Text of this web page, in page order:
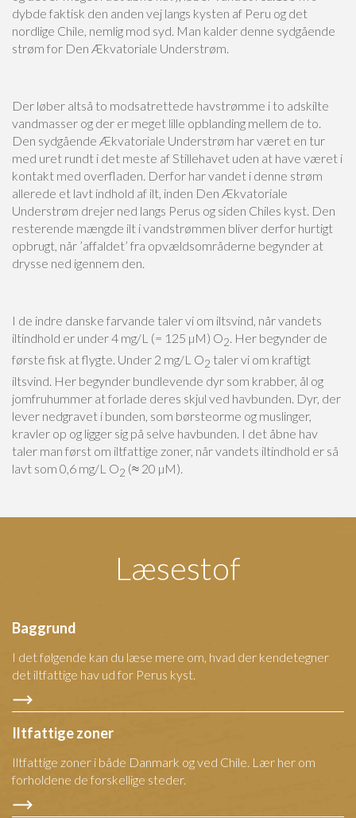
dybde faktisk den anden vej langs kysten af Peru og det
nordlige Chile, nemlig mod syd. Man kalder denne sydgående
strøm for Den Ækvatoriale Understrøm.
Der løber altså to modsatrettede havstrømme i to adskilte
vandmasser og der er meget lille opblanding mellem de to.
Den sydgående Ækvatoriale Understrøm har været en tur
med uret rundt i det meste af Stillehavet uden at have været i
kontakt med overfladen. Derfor har vandet i denne strøm
allerede et lavt indhold af ilt, inden Den Ækvatoriale
Understrøm drejer ned langs Perus og siden Chiles kyst. Den
resterende mængde ilt i vandstrømmen bliver derfor hurtigt
opbrugt, når ’affaldet’ fra opvældsområderne begynder at
drysse ned igennem den.
I de indre danske farvande taler vi om iltsvind, når vandets
iltindhold er under 4 mg/L (= 125 µM) O2. Her begynder de
første fisk at flygte. Under 2 mg/L O2 taler vi om kraftigt
iltsvind. Her begynder bundlevende dyr som krabber, ål og
jomfruhummer at forlade deres skjul ved havbunden. Dyr, der
lever nedgravet i bunden, som børsteorme og muslinger,
kravler op og ligger sig på selve havbunden. I det åbne hav
taler man først om iltfattige zoner, når vandets iltindhold er så
lavt som 0,6 mg/L O2 (≈ 20 µM).
Læsestof
Baggrund
I det følgende kan du læse mere om, hvad der kendetegner
det iltfattige hav ud for Perus kyst.
Iltfattige zoner
Iltfattige zoner i både Danmark og ved Chile. Lær her om
forholdene de forskellige steder.